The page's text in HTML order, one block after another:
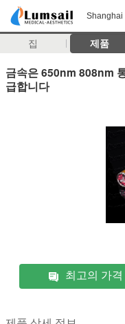
Shanghai
집 제품
금속은 650nm 808nm
급합니다
최고의 가격